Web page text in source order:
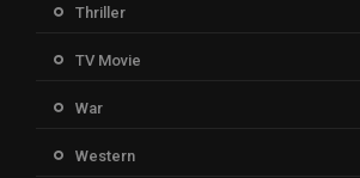
Thriller
TV Movie
War
Western